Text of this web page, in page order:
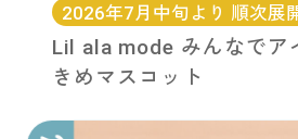
2026年7月中旬より 順次展
Lil ala mode みんなで
きめマスコット